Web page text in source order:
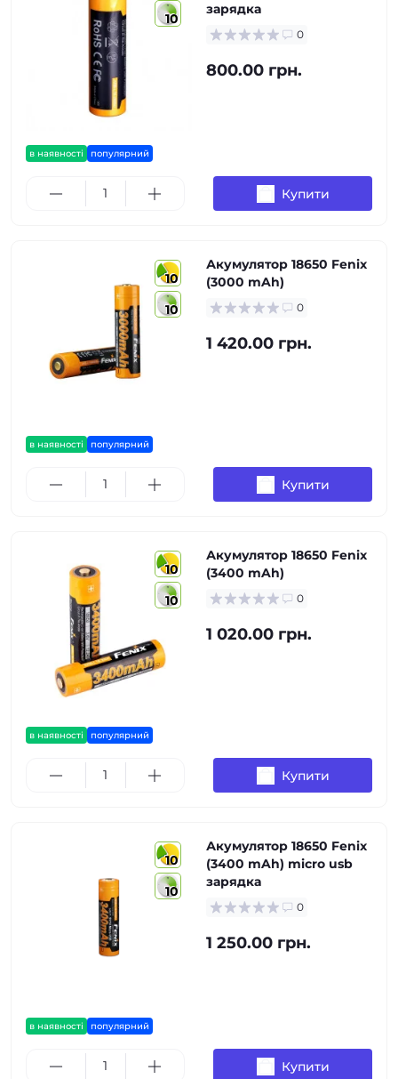
10
в наявності популярний
зарядка
0
800.00 грн.
Купити
10
10
в наявності популярний
Акумулятор 18650 Fenix
(3000 mAh)
0
1 420.00 грн.
Купити
10
10
в наявності популярний
Акумулятор 18650 Fenix
(3400 mAh)
0
1 020.00 грн.
Купити
10
10
в наявності популярний
Акумулятор 18650 Fenix
(3400 mAh) micro usb
зарядка
0
1 250.00 грн.
Купити